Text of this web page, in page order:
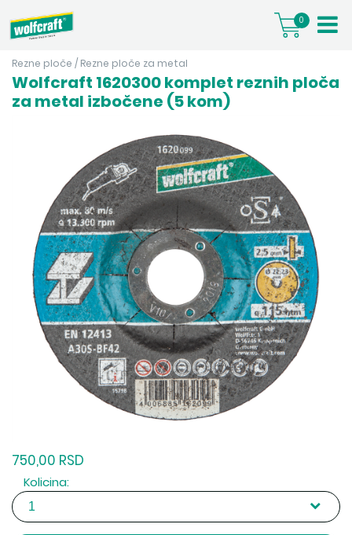
0
Rezne ploče / Rezne ploče za metal
Wolfcraft 1620300 komplet reznih ploča
za metal izbočene (5 kom)
750,00 RSD
Kolicina: